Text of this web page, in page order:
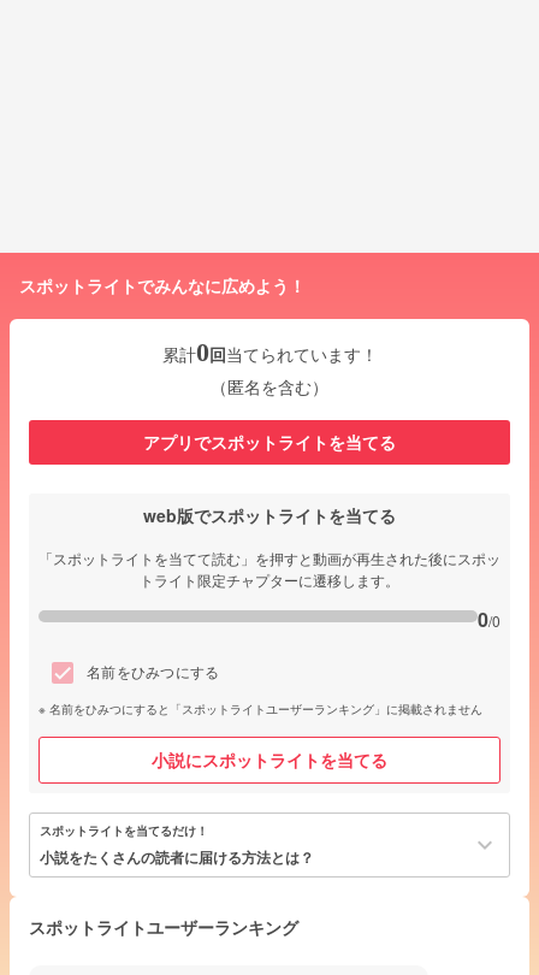
スポットライトでみんなに広めよう！
累計0回当てられています！
（匿名を含む）
アプリでスポットライトを当てる
web版でスポットライトを当てる
「スポットライトを当てて読む」を押すと動画が再生された後にスポッ
トライト限定チャプターに遷移します。
0/0
名前をひみつにする
名前をひみつにすると「スポットライトユーザーランキング」に掲載されません
小説にスポットライトを当てる
スポットライトを当てるだけ！
小説をたくさんの読者に届ける方法とは？ keyboard_arrow_down
スポットライトユーザーランキング